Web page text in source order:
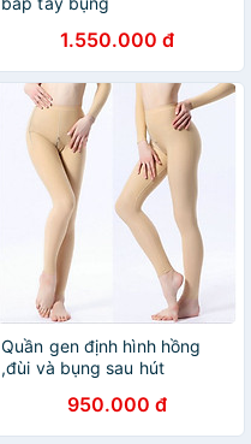
1.550.000 đ
Quần gen định hình hồng
,đùi và bụng sau hút
950.000 đ